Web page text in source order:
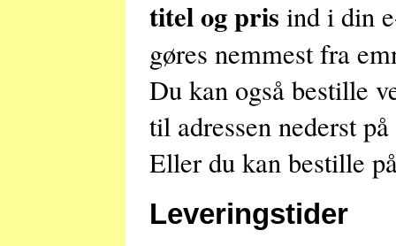
titel og pris ind i din
gøres nemmest fra
Du kan også bestille
til adressen nederst
Eller du kan bestille
Leveringstider